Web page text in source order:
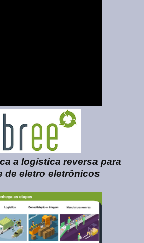
a logística reversa para
de eletro eletrônicos